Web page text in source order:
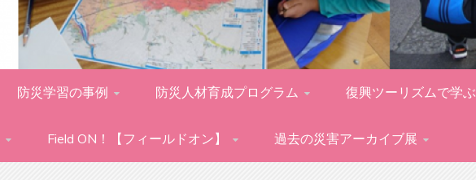
防災学習の事例 防災人材育成プログラム 復興ツーリズムで学ぶ
Field ON！【フィールドオン】 過去の災害アーカイブ展